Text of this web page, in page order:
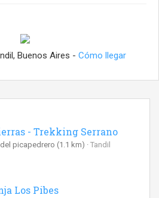
Buenos Aires - Cómo llegar
- Trekking Serrano
picapedrero (1.1 km) Tandil
Los Pibes